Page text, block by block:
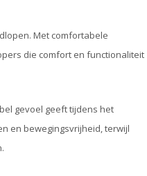
Met comfortabele
die comfort en functionaliteit
gevoel geeft tijdens het
en bewegingsvrijheid, terwijl